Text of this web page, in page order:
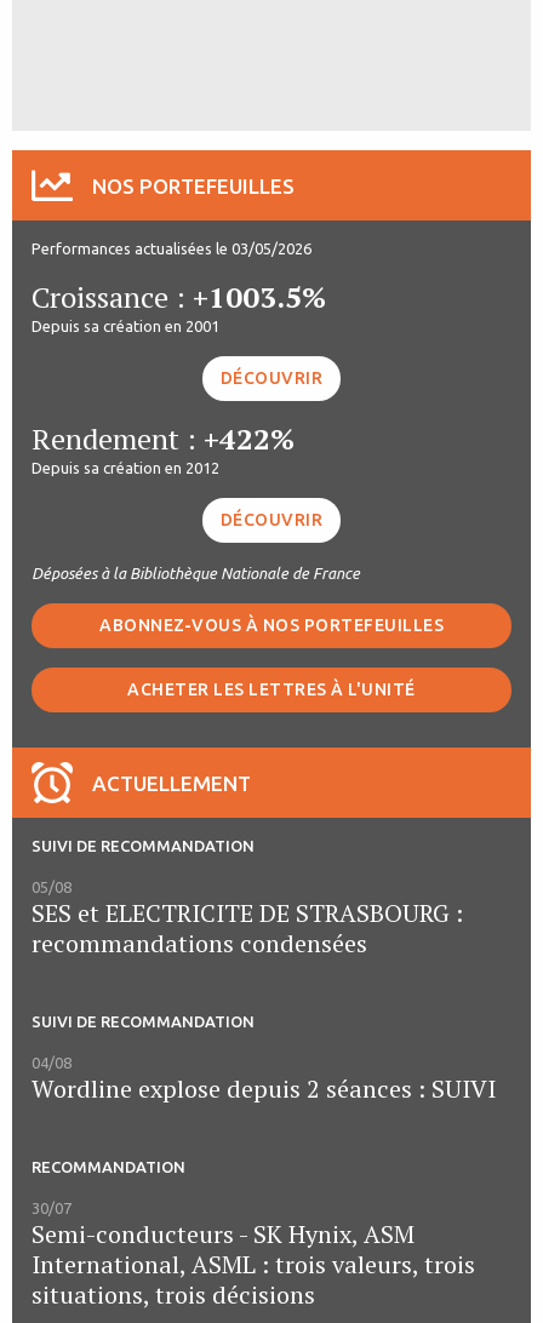
NOS PORTEFEUILLES
Performances actualisées le 03/05/2026
Croissance : +1003.5%
Depuis sa création en 2001
DÉCOUVRIR
Rendement : +422%
Depuis sa création en 2012
DÉCOUVRIR
Déposées à la Bibliothèque Nationale de France
ABONNEZ-VOUS À NOS PORTEFEUILLES
ACHETER LES LETTRES À L'UNITÉ
ACTUELLEMENT
SUIVI DE RECOMMANDATION
05/08
SES et ELECTRICITE DE STRASBOURG :
recommandations condensées
SUIVI DE RECOMMANDATION
04/08
Wordline explose depuis 2 séances : SUIVI
RECOMMANDATION
30/07
Semi-conducteurs - SK Hynix, ASM
International, ASML : trois valeurs, trois
situations, trois décisions